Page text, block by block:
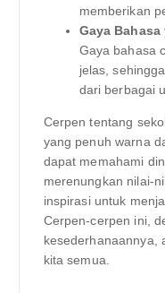
memberikan
Gaya
Gaya bahasa
jelas,
dari berbagai
Cerpen tentang
yang penuh warna
dapat memahami
merenungkan nilai-
inspirasi untuk
Cerpen-cerpen ini,
kesederhanaannya,
kita semua.